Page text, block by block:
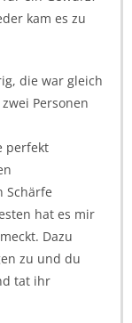
kam es zu
die war gleich
Personen
perfekt
Schärfe
hat es mir
Dazu
zu und du
tat ihr